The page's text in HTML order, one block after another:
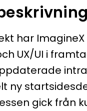
har
UX/UI i
ny
gick från